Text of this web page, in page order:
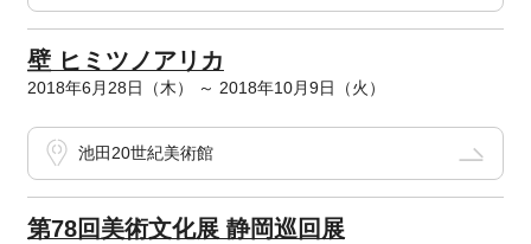
壁 ヒミツノアリカ
2018年6月28日（木） ～ 2018年10月9日（火）
池田20世紀美術館
第78回美術文化展 静岡巡回展